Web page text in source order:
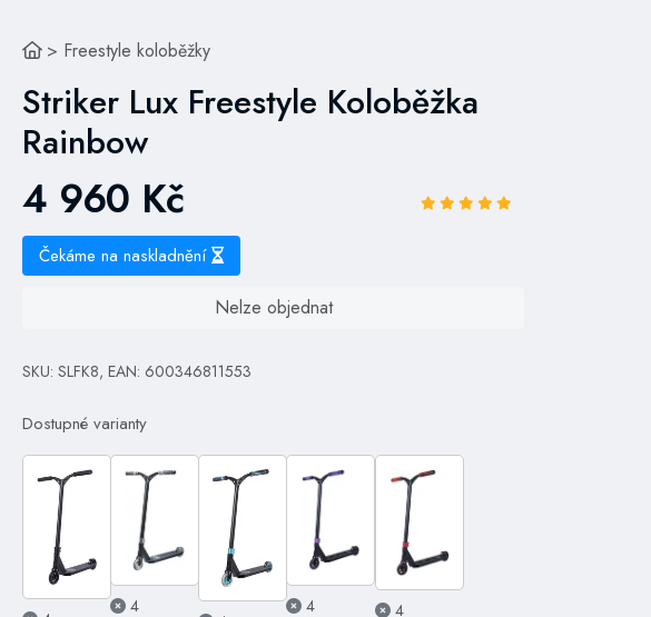
> Freestyle koloběžky
Striker Lux Freestyle Koloběžka
Rainbow
4 960 Kč
Čekáme na naskladnění
Nelze objednat
SKU: SLFK8, EAN: 600346811553
Dostupné varianty
4
4
4